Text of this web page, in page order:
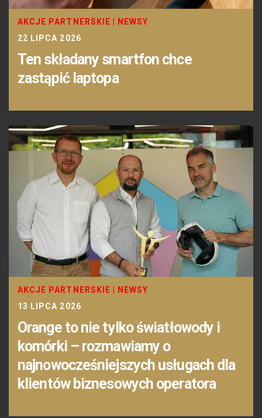
AKCJE PARTNERSKIE
NEWSY
22 LIPCA 2026
Ten składany smartfon chce
zastąpić laptopa
AKCJE PARTNERSKIE
NEWSY
13 LIPCA 2026
Orange to nie tylko światłowody i
komórki – rozmawiamy o
najnowocześniejszych usługach dla
klientów biznesowych operatora